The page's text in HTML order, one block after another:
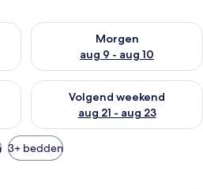
voor vanavond aug 8 - aug 9
Morgen
aug 9 - aug 10
De beschikbaarheid
voor dit weekend aug 14 -
Volgend weekend
aug 21 - aug 23
De beschikbaarheid
3+ bedden